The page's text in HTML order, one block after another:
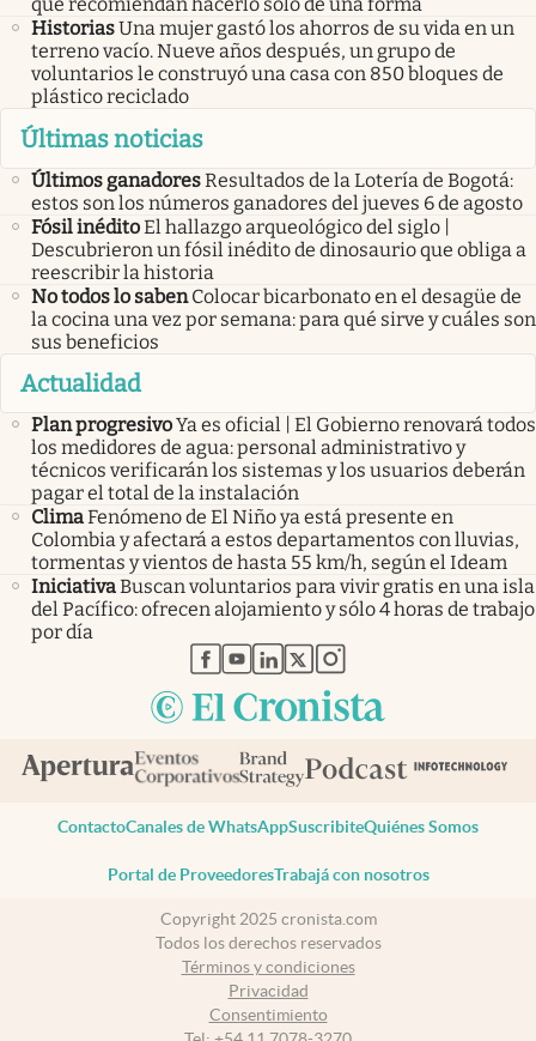
qué recomiendan hacerlo solo de una forma
HistoriasUna mujer gastó los ahorros de su vida en un
terreno vacío. Nueve años después, un grupo de
voluntarios le construyó una casa con 850 bloques de
plástico reciclado
Últimas noticias
Últimos ganadoresResultados de la Lotería de Bogotá:
estos son los números ganadores del jueves 6 de agosto
Fósil inéditoEl hallazgo arqueológico del siglo |
Descubrieron un fósil inédito de dinosaurio que obliga a
reescribir la historia
No todos lo saben Colocar bicarbonato en el desagüe de
la cocina una vez por semana: para qué sirve y cuáles son
sus beneficios
Actualidad
Plan progresivoYa es oficial | El Gobierno renovará todos
los medidores de agua: personal administrativo y
técnicos verificarán los sistemas y los usuarios deberán
pagar el total de la instalación
ClimaFenómeno de El Niño ya está presente en
Colombia y afectará a estos departamentos con lluvias,
tormentas y vientos de hasta 55 km/h, según el Ideam
IniciativaBuscan voluntarios para vivir gratis en una isla
del Pacífico: ofrecen alojamiento y sólo 4 horas de trabajo
por día
abre en nueva pestaña
abre en nueva pestaña
abre en nueva pestaña
abre en nueva pestaña
abre en nueva pestaña
ContactoCanales de WhatsAppSuscribiteQuiénes Somos
Portal de ProveedoresTrabajá con nosotros
Copyright 2025 cronista.com
Todos los derechos reservados
Términos y condiciones
Privacidad
Consentimiento